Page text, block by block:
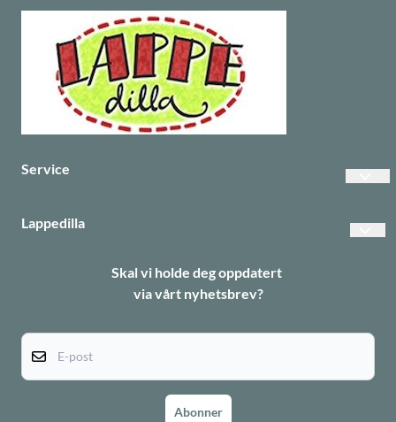
Service
Informasjonskapsler
Lappedilla
Skal vi holde deg oppdatert
via vårt nyhetsbrev?
Abonner